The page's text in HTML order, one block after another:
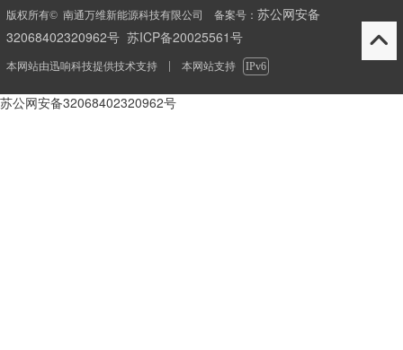
版权所有© 南通万维新能源科技有限公司 备案号： 苏公网安备
32068402320962号 苏ICP备20025561号
本网站由迅响科技提供技术支持 本网站支持 IPv6
苏公网安备32068402320962号